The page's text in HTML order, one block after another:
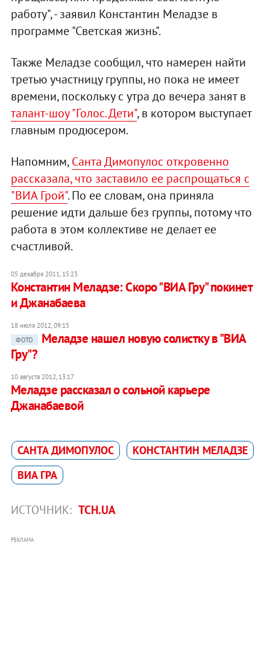
работу", - заявил Константин Меладзе в
программе "Светская жизнь".
Также Меладзе сообщил, что намерен найти
третью участницу группы, но пока не имеет
времени, поскольку с утра до вечера занят в
талант-шоу "Голос. Дети", в котором выступает
главным продюсером.
Напомним,Санта Димопулос откровенно
рассказала, что заставило ее распрощаться с
"ВИА Грой". По ее словам, она приняла
решение идти дальше без группы, потому что
работа в этом коллективе не делает ее
счастливой.
05 декабря 2011, 15:23
Константин Меладзе: Скоро "ВИА Гру" покинет
и Джанабаева
18 июля 2012, 09:15
ФОТО
Меладзе нашел новую солистку в "ВИА
Гру"?
10 августа 2012, 13:17
Меладзе рассказал о сольной карьере
Джанабаевой
САНТА ДИМОПУЛОС
КОНСТАНТИН МЕЛАДЗЕ
ВИА ГРА
ИСТОЧНИК: ТСН.UA
РЕКЛАМА